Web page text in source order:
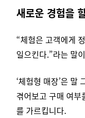
새로운 경험을
“체험은 고객에게
일으킨다.”라는 말
‘체험형 매장’은 말
겪어보고 구매 여부
를 가르킵니다.